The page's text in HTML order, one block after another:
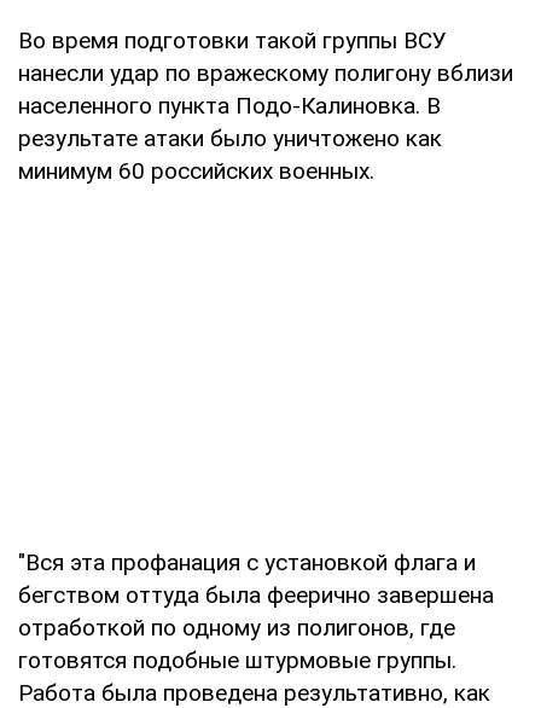
Во время подготовки такой группы ВСУ
нанесли удар по вражескому полигону вблизи
населенного пункта Подо-Калиновка. В
результате атаки было уничтожено как
минимум 60 российских военных.
"Вся эта профанация с установкой флага и
бегством оттуда была феерично завершена
отработкой по одному из полигонов, где
готовятся подобные штурмовые группы.
Работа была проведена результативно, как